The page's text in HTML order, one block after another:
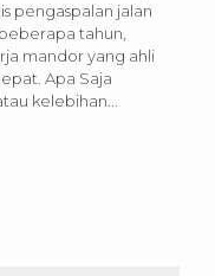
pengaspalan jalan
tahun,
mandor yang ahli
Apa Saja
kelebihan...